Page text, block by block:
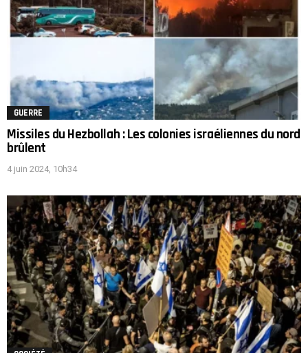
GUERRE
Missiles du Hezbollah : Les colonies israéliennes du nord
brûlent
4 juin 2024, 10h34